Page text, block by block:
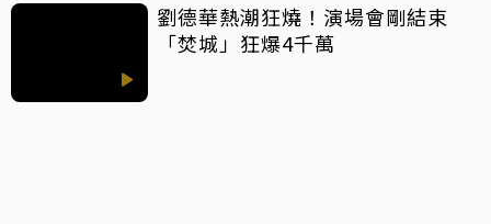
劉德華熱潮狂燒！演場會剛結束
「焚城」狂爆4千萬